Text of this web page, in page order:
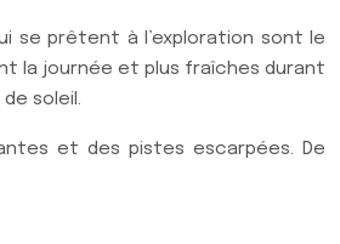
se prêtent à l’exploration sont le
la journée et plus fraîches durant
soleil.
et des pistes escarpées. De